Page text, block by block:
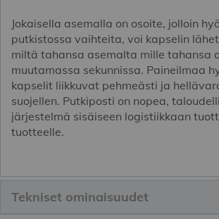
Jokaisella asemalla on osoite, jolloin
putkistossa vaihteita, voi kapselin
miltä tahansa asemalta mille tahansa
muutamassa sekunnissa. Paineilmaa
kapselit liikkuvat pehmeästi ja
suojellen. Putkiposti on nopea,
järjestelmä sisäiseen logistiikkaan
tuotteelle.
Tekniset ominaisuudet